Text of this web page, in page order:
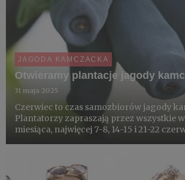
JAGODA KAMCZACKA
Otwieramy plantacje jagody
31 maja 2025
Czerwiec to czas samozbiorów jagody
Plantatorzy zapraszają przez wszystkie
miesiąca, najwięcej 7-8, 14-15 i 21-22
udział i poznaj h...